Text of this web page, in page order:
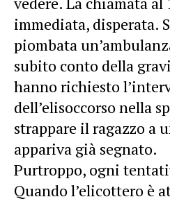
immediata, disperata.
piombata
subito conto della
hanno richiesto
dell’elisoccorso nella
strappare il ragazzo a
appariva già segnato.
Purtroppo, ogni
Quando l’elicottero è